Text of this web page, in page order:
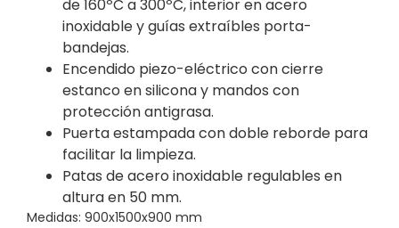
de 160ºC a 300ºC, interior en acero
inoxidable y guías extraíbles porta-
bandejas.
Encendido piezo-eléctrico con cierre
estanco en silicona y mandos con
protección antigrasa.
Puerta estampada con doble reborde para
facilitar la limpieza.
Patas de acero inoxidable regulables en
altura en 50 mm.
Medidas: 900x1500x900 mm